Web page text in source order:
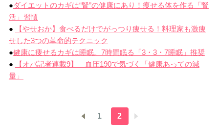
●ダイエットのカギは“腎”の健康にあり！痩せる体を作る「腎
活」習慣
●
【やせおか】食べるだけでがっつり痩せる！料理家も激痩
せした3つの革命的テクニック
●健康に痩せるカギは睡眠。7時間眠る「3・3・7睡眠」推奨
●
【オバ記者連載9】 血圧190で気づく「健康あっての減
量」
1 2